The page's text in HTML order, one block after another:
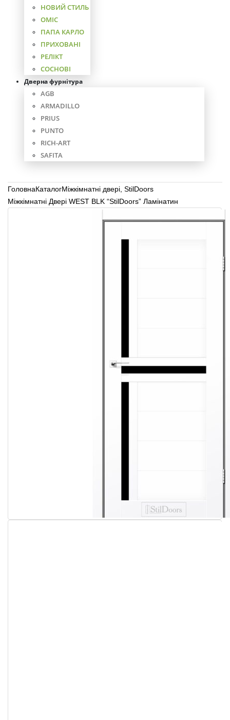
НОВИЙ СТИЛЬ
ОМІС
ПАПА КАРЛО
ПРИХОВАНІ
РЕЛІКТ
СОСНОВІ
Дверна фурнітура
AGB
ARMADILLO
PRIUS
PUNTO
RICH-ART
SAFITA
ГоловнаКаталогМіжкімнатні двері StilDoors
Міжкімнатні Двері WEST BLK “StilDoors” Ламінатин